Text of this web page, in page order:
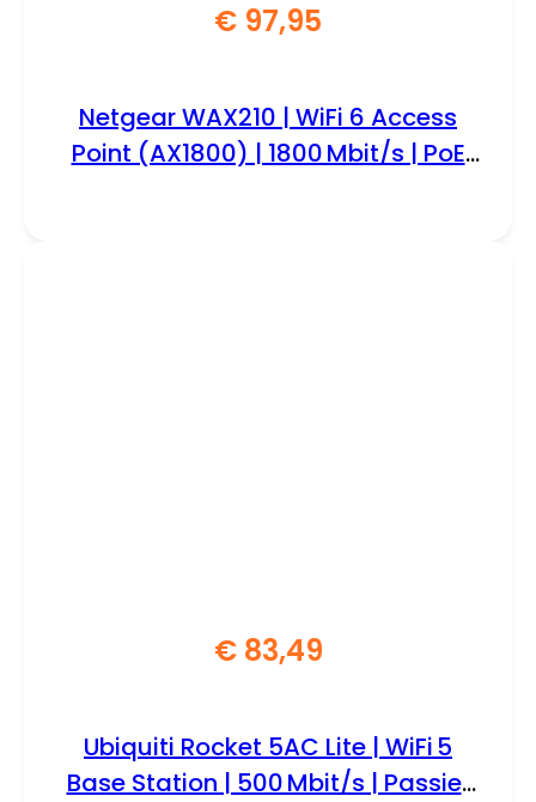
€ 97,95
Netgear WAX210 | WiFi 6 Access
Point (AX1800) | 1800 Mbit/s | PoE
€83,49
Ubiquiti Rocket 5AC Lite | WiFi 5
Base Station | 500 Mbit/s | Passief